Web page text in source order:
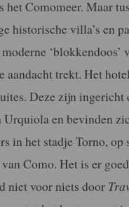
het Comomeer. Maar
historische villa’s en
‘blokkendoos’
aandacht trekt. Het
Deze zijn ingericht
Urquiola en bevinden
in het stadje Torno, op
Como. Het is er
niet voor niets door